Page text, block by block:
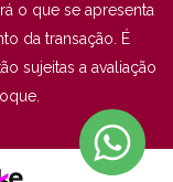
o que se apresenta
da transação. É
sujeitas a avaliação